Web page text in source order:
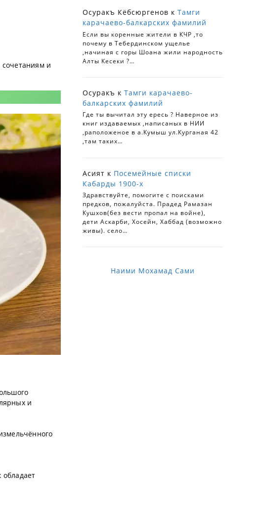
и
и
Осуракъ Кёбсюргенов к Тамги
карачаево-балкарских фамилий
Если вы коренные жители в КЧР ,то
почему в Тебердинском ущелье
,начиная с горы Шоана жили народность
Алты Кесеки ?…
Осуракъ к Тамги карачаево-
балкарских фамилий
Где ты вычитал эту ересь ? Наверное из
книг издаваемых ,написаных в НИИ
,раположеное в а.Кумыш ул.Курганая 42
,там таких…
Асият к Посемейные списки
Кабарды 1900-х
Здравствуйте, помогите с поисками
предков, пожалуйста. Прадед Рамазан
Кушхов(без вести пропал на войне),
дети Аскарби, Хосейн, Хаббад (возможно
живы). село…
Наими Мохамад Сами